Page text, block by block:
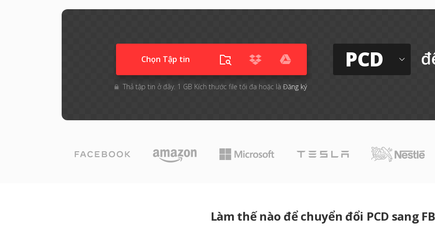
Chọn Tập tin
Thả tập tin ở đây. 1 GB Kích thước file tối đa hoặc là Đăng ký
PCD
Làm thế nào để chuyển đổi PCD sang